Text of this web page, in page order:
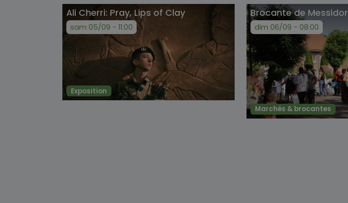
Ali Cherri: Pray, Lips of Clay
sam 05/09 - 11:00
Exposition
Brocante de Messidor
dim 06/09 - 08:00
Marchés & brocantes